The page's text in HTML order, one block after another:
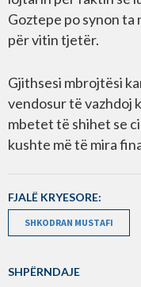
Goztepe po synon
për vitin tjetër.
Gjithsesi mbrojtësi
vendosur të vazhdoj
mbetet të shihet se
kushte më të mira
FJALË KRYESORE:
SHKODRAN MUSTAFI
SHPËRNDAJE